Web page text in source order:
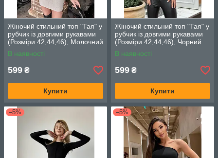
Жіночий стильний топ "Тая" у
рубчик із довгими рукавами
(Розміри 42,44,46), Молочний
В наявності
599 ₴
Купити
Жіночий стильний топ "Тая" у
рубчик із довгими рукавами
(Розміри 42,44,46), Чорний
В наявності
599 ₴
Купити
–5% –5%